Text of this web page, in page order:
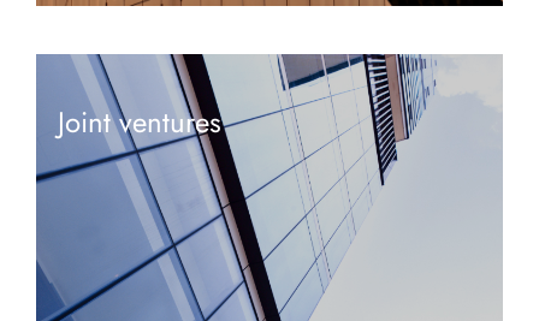
Joint ventures